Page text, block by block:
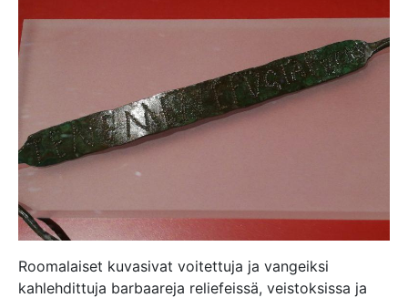
Roomalaiset kuvasivat voitettuja ja vangeiksi
kahlehdittuja barbaareja reliefeissä, veistoksissa ja